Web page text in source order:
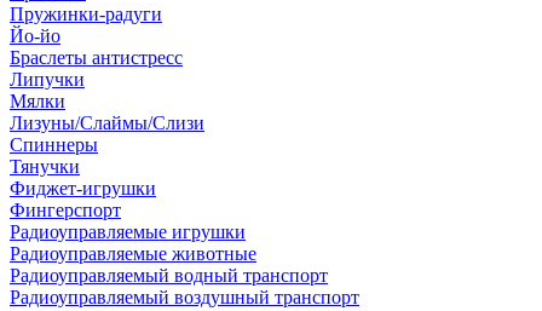
Пружинки-радуги
Йо-йо
Браслеты антистресс
Липучки
Мялки
Лизуны/Слаймы/Слизи
Спиннеры
Тянучки
Фиджет-игрушки
Фингерспорт
Радиоуправляемые игрушки
Радиоуправляемые животные
Радиоуправляемый водный транспорт
Радиоуправляемый воздушный транспорт